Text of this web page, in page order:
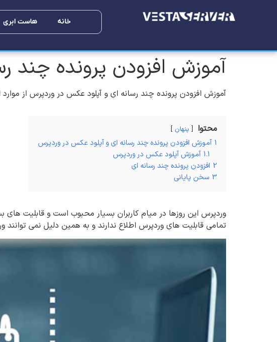
خانه هاست ابری
آموزش افزودن پرونده چند
آموزش افزودن پرونده چند رسانه ای و آپلود عکس در وردپرس از
محتوا پنهان
1 آموزش افزودن پرونده چند رسانه ای و آپلود عکس در وردپرس
1.1 آموزش آپلود عکس در وردپرس
2 افزودن پرونده چند رسانه ای
3 سخن پایانی
وردپرس این روزها در میام کاربران بسیار محبوب است و قابلیت های
تمامی قابلیت های وردپرس اطلاع ندارند و به همین دلیل نمی توانند